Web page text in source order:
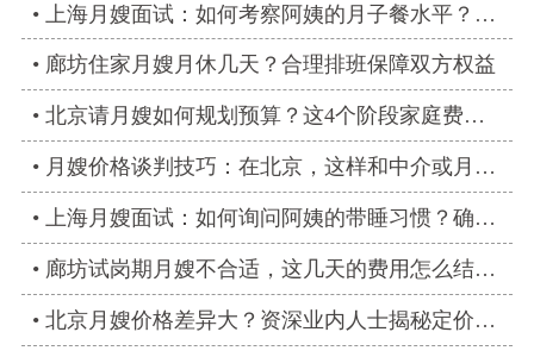
上海月嫂面试：如何考察阿姨的月子餐水平？看菜单不如看实操
廊坊住家月嫂月休几天？合理排班保障双方权益
北京请月嫂如何规划预算？这4个阶段家庭费用分配建议
月嫂价格谈判技巧：在北京，这样和中介或月嫂谈能省钱
上海月嫂面试：如何询问阿姨的带睡习惯？确保产妇休息质量
廊坊试岗期月嫂不合适，这几天的费用怎么结算？
北京月嫂价格差异大？资深业内人士揭秘定价背后的逻辑